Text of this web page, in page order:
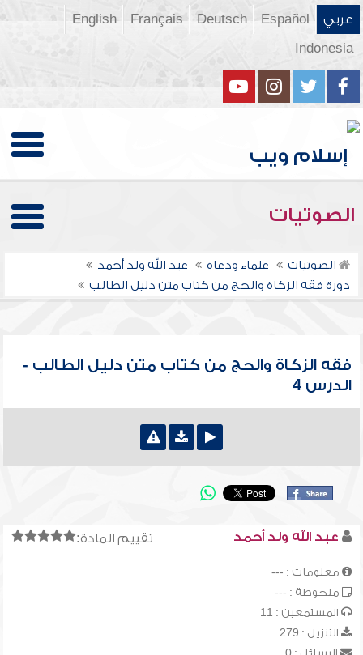
عربي Español
Deutsch
Français
English
Indonesia
الصوتيات
الصوتيات علماء ودعاة
عبد الله ولد أحمد
دورة فقه الزكاة والحج من كتاب متن دليل الطالب
فقه الزكاة والحج من كتاب متن دليل الطالب -
الدرس 4
تقييم المادة: عبد الله ولد أحمد
معلومات : ---
ملحوظة : ---
المستمعين : 11
التنزيل : 279